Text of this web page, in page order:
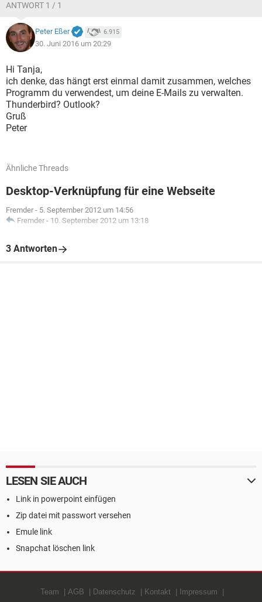
ANTWORT 1 / 1
Peter Eßer 6.915
30. Juni 2016 um 20:29
Hi Tanja,
ich denke, das hängt erst einmal damit zusammen, welches
Programm du verwendest, um deine E-Mails zu verwalten.
Thunderbird? Outlook?
Gruß
Peter
Ähnliche Threads
Desktop-Verknüpfung für eine Webseite
Fremder - 5. September 2012 um 14:56
Fremder - 10. September 2012 um 13:18
3 Antworten
LESEN SIE AUCH
Link in powerpoint einfügen
Zip datei mit passwort versehen
Emule link
Snapchat löschen link
Team AGB Datenschutz Kontakt Impressum